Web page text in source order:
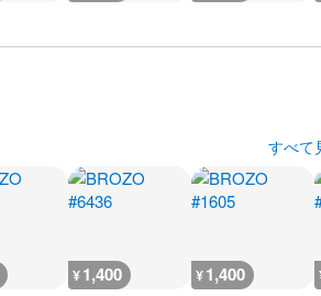
すべて
¥1,400 ¥1,400